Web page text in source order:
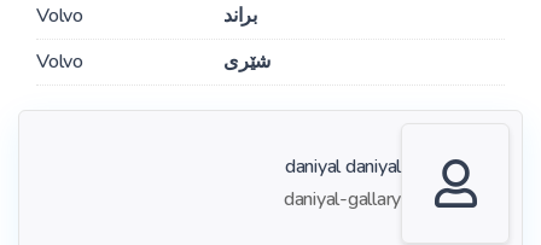
براند
Volvo
شێری
Volvo
daniyal daniyal
daniyal-gallary